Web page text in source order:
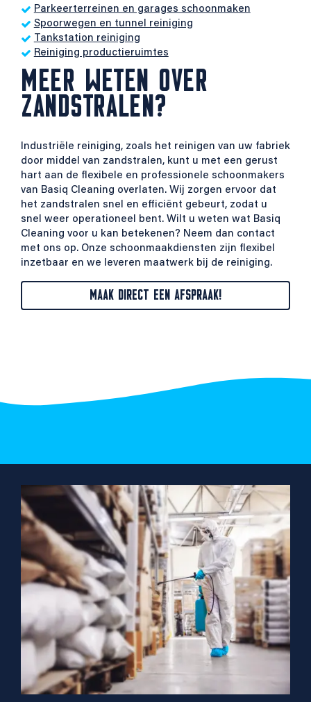
Parkeerterreinen en garages schoonmaken
Spoorwegen en tunnel reiniging
Tankstation reiniging
Reiniging productieruimtes
MEER WETEN OVER
ZANDSTRALEN?
Industriële reiniging, zoals het reinigen van uw fabriek
door middel van zandstralen, kunt u met een gerust
hart aan de flexibele en professionele schoonmakers
van Basiq Cleaning overlaten. Wij zorgen ervoor dat
het zandstralen snel en efficiënt gebeurt, zodat u
snel weer operationeel bent. Wilt u weten wat Basiq
Cleaning voor u kan betekenen? Neem dan contact
met ons op. Onze schoonmaakdiensten zijn flexibel
inzetbaar en we leveren maatwerk bij de reiniging.
MAAK DIRECT EEN AFSPRAAK!